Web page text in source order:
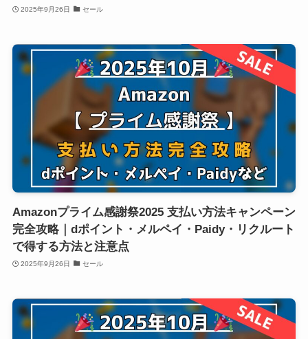
2025年9月26日 セール
Amazonプライム感謝祭2025 支払い方法キャンペーン
完全攻略｜dポイント・メルペイ・Paidy・リクルート
で得する方法と注意点
2025年9月26日 セール